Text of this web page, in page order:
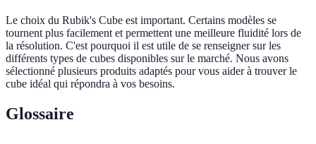
Le choix du Rubik's Cube est important. Certains modèles se
tournent plus facilement et permettent une meilleure fluidité lors de
la résolution. C'est pourquoi il est utile de se renseigner sur les
différents types de cubes disponibles sur le marché. Nous avons
sélectionné plusieurs produits adaptés pour vous aider à trouver le
cube idéal qui répondra à vos besoins.
Glossaire